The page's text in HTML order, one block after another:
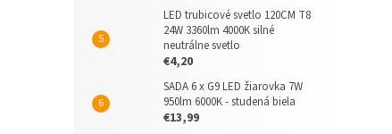
LED trubicové svetlo 120CM T8
24W 3360lm 4000K silné
neutrálne svetlo
€4,20
SADA 6 x G9 LED žiarovka 7W
950lm 6000K - studená biela
€13,99